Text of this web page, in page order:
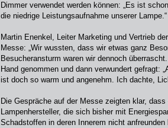
Dimmer verwendet werden können: „Es ist
die niedrige Leistungsaufnahme unserer Lampe.“
Martin Enenkel, Leiter Marketing und Vertrieb
Messe: „Wir wussten, dass wir etwas ganz
Besucheransturm waren wir dennoch
Hand genommen und dann verwundert gefragt:
ist doch so warm und angenehm. Ich dachte,
Die Gespräche auf der Messe zeigten klar,
Lampenhersteller, die sich bisher mit
Schadstoffen in deren Innerem nicht